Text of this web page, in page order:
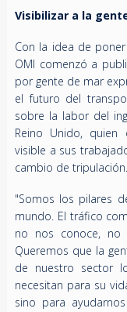
Visibilizar a la
Con la idea de
OMI comenzó a
por gente de mar
el futuro del
sobre la labor del
Reino Unido,
visible a sus
cambio de tripulación.
"Somos los pilares
mundo. El tráfico
no nos conoce, no
Queremos que la
de nuestro sector
necesitan para su
sino para